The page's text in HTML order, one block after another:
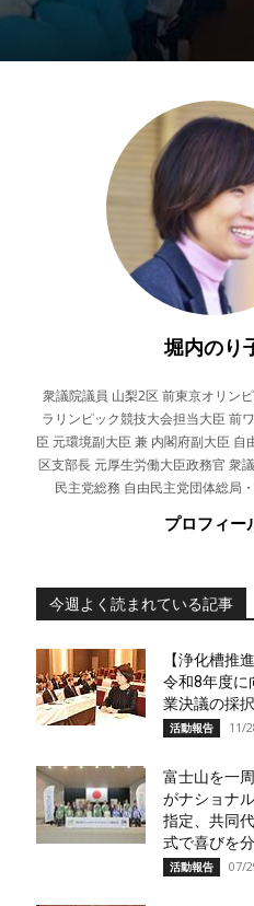
堀内のり
衆議院議員 山梨2区 前東京オリン
ラリンピック競技大会担当大臣 前
臣 元環境副大臣 兼 内閣府副大臣 自
区支部長 元厚生労働大臣政務官 衆
民主党総務 自由民主党団体総局
プロフィー
今週よく読まれている記事
【浄化槽推
令和8年度に
業決議の採択
活動報告 11/
富士山を一
がナショナ
指定、共同
式で喜びを
活動報告 07/